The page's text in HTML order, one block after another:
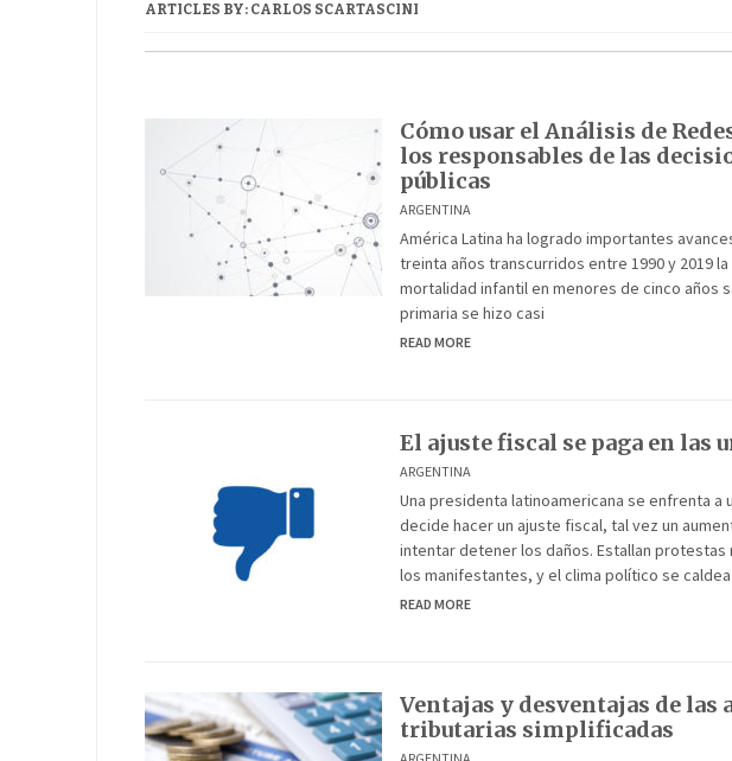
ARTICLES BY: CARLOS SCARTASCINI
Cómo usar el Análisis de
los responsables de las
públicas
ARGENTINA
América Latina ha logrado importantes
treinta años transcurridos entre 1990 y 2019
mortalidad infantil en menores de cinco años
primaria se hizo casi
READ MORE
El ajuste fiscal se paga en las
ARGENTINA
Una presidenta latinoamericana se enfrenta
decide hacer un ajuste fiscal, tal vez un
intentar detener los daños. Estallan
los manifestantes, y el clima político se
READ MORE
Ventajas y desventajas de
tributarias simplificadas